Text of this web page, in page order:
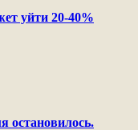
уйти 20-40%
остановилось.